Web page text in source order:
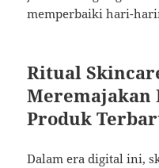
memperbaiki hari-
Ritual
Meremajakan
Produk
Dalam era digital ini,